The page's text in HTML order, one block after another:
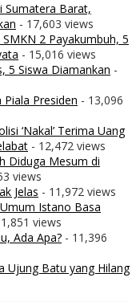
Sumatera Barat,
- 17,603 views
2 Payakumbuh, 5
- 15,016 views
5 Siswa Diamankan -
Piala Presiden - 13,096
‘Nakal’ Terima Uang
- 12,472 views
Diduga Mesum di
views
Jelas - 11,972 views
Istano Basa
views
Ada Apa? - 11,396
Ujung Batu yang Hilang